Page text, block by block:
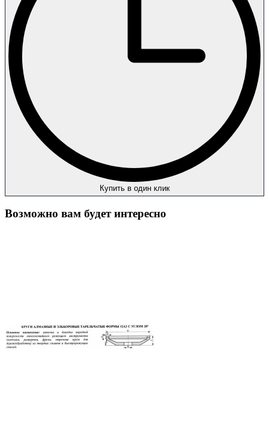
Купить в один клик
Возможно вам будет интересно